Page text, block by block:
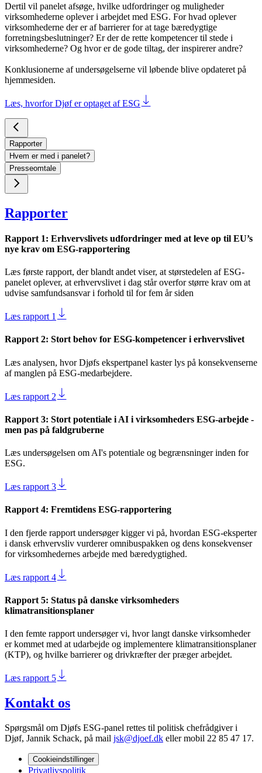
Dertil vil panelet afsøge, hvilke udfordringer og muligheder
virksomhederne oplever i arbejdet med ESG. For hvad oplever
virksomhederne der er af barrierer for at tage bæredygtige
forretningsbeslutninger? Er der de rette kompetencer til stede i
virksomhederne? Og hvor er de gode tiltag, der inspirerer andre?
Konklusionerne af undersøgelserne vil løbende blive opdateret på
hjemmesiden.
Læs, hvorfor Djøf er optaget af ESG
Rapporter
Hvem er med i panelet?
Presseomtale
Rapporter
Rapport 1: Erhvervslivets udfordringer med at leve op til EU’s
nye krav om ESG-rapportering
Læs første rapport, der blandt andet viser, at størstedelen af ESG-
panelet oplever, at erhvervslivet i dag står overfor større krav om at
udvise samfundsansvar i forhold til for fem år siden
Læs rapport 1
Rapport 2: Stort behov for ESG-kompetencer i erhvervslivet
Læs analysen, hvor Djøfs ekspertpanel kaster lys på konsekvenserne
af manglen på ESG-medarbejdere.
Læs rapport 2
Rapport 3: Stort potentiale i AI i virksomheders ESG-arbejde -
men pas på faldgruberne
Læs undersøgelsen om AI's potentiale og begrænsninger inden for
ESG.
Læs rapport 3
Rapport 4: Fremtidens ESG-rapportering
I den fjerde rapport undersøger kigger vi på, hvordan ESG-eksperter
i dansk erhvervsliv vurderer omnibuspakken og dens konsekvenser
for virksomhedernes arbejde med bæredygtighed.
Læs rapport 4
Rapport 5: Status på danske virksomheders
klimatransitionsplaner
I den femte rapport undersøger vi, hvor langt danske virksomheder
er kommet med at udarbejde og implementere klimatransitionsplaner
(KTP), og hvilke barrierer og drivkræfter der præger arbejdet.
Læs rapport 5
Kontakt os
Spørgsmål om Djøfs ESG-panel rettes til politisk chefrådgiver i
Djøf, Jannik Schack, på mail jsk@djoef.dk eller mobil 22 85 47 17.
Cookieindstillinger
Privatlivspolitik